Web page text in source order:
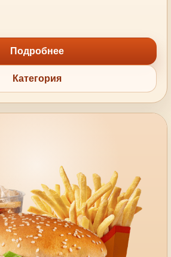
Подробнее
Категория